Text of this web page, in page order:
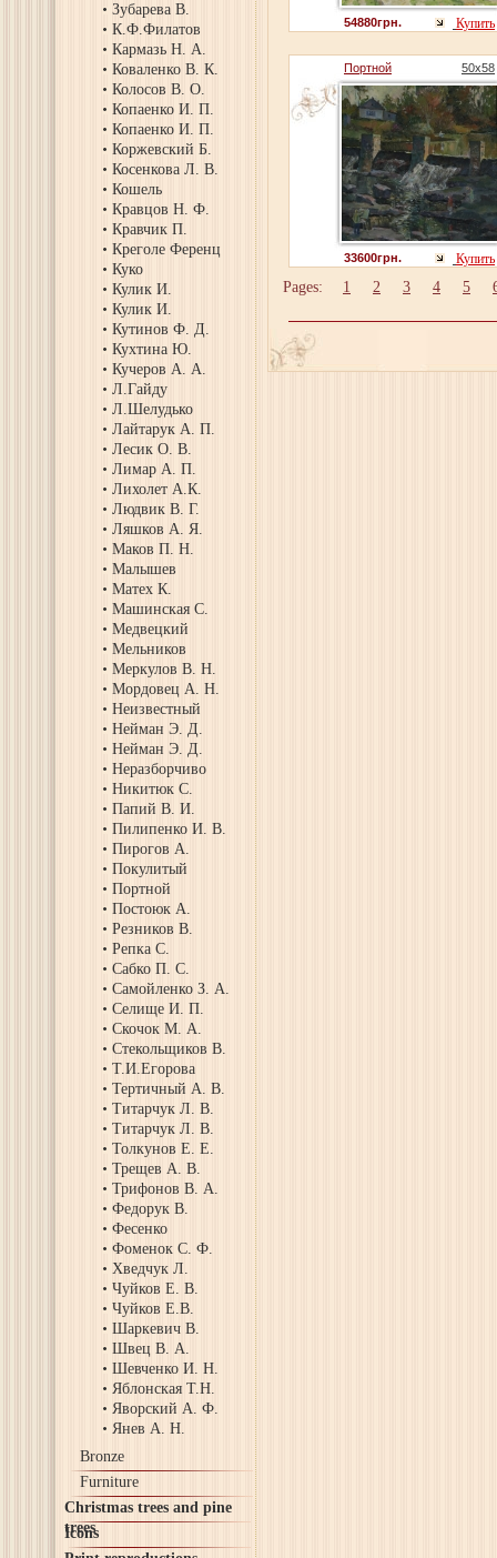
Зубарева В.
К.Ф.Филатов
Кармазь Н. А.
Коваленко В. К.
Колосов В. О.
Копаенко И. П.
Копаенко И. П.
Коржевский Б.
Косенкова Л. В.
Кошель
Кравцов Н. Ф.
Кравчик П.
Креголе Ференц
Куко
Кулик И.
Кулик И.
Кутинов Ф. Д.
Кухтина Ю.
Кучеров А. А.
Л.Гайду
Л.Шелудько
Лайтарук А. П.
Лесик О. В.
Лимар А. П.
Лихолет А.К.
Людвик В. Г.
Ляшков А. Я.
Маков П. Н.
Малышев
Матех К.
Машинская С.
Медвецкий
Мельников
Меркулов В. Н.
Мордовец А. Н.
Неизвестный
Нейман Э. Д.
Нейман Э. Д.
Неразборчиво
Никитюк С.
Папий В. И.
Пилипенко И. В.
Пирогов А.
Покулитый
Портной
Постоюк А.
Резников В.
Репка С.
Сабко П. С.
Самойленко З. А.
Селище И. П.
Скочок М. А.
Стекольщиков В.
Т.И.Егорова
Тертичный А. В.
Титарчук Л. В.
Титарчук Л. В.
Толкунов Е. Е.
Трещев А. В.
Трифонов В. А.
Федорук В.
Фесенко
Фоменок С. Ф.
Хведчук Л.
Чуйков Е. В.
Чуйков Е.В.
Шаркевич В.
Швец В. А.
Шевченко И. Н.
Яблонская Т.Н.
Яворский А. Ф.
Янев А. Н.
Bronze
Furniture
Christmas trees and pine
trees
Icons
54880грн. Купить
Портной 50х58
33600грн. Купить
Pages: 1 2 3 4 5